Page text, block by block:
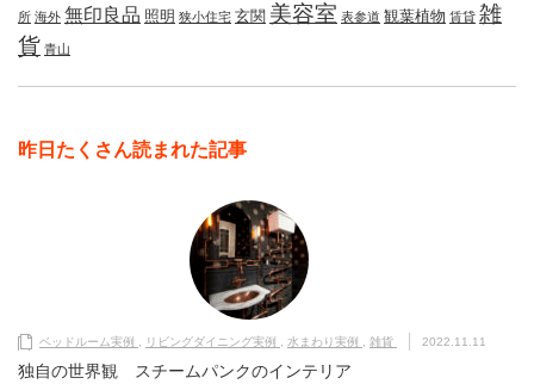
所 海外 無印良品 照明 狭小住宅 玄関 美容室 表参道 観葉植物 賃貸 雑
貨 青山
昨日たくさん読まれた記事
ベッドルーム実例 リビングダイニング実例 水まわり実例 雑貨 2022.11.11
独自の世界観 スチームパンクのインテリア